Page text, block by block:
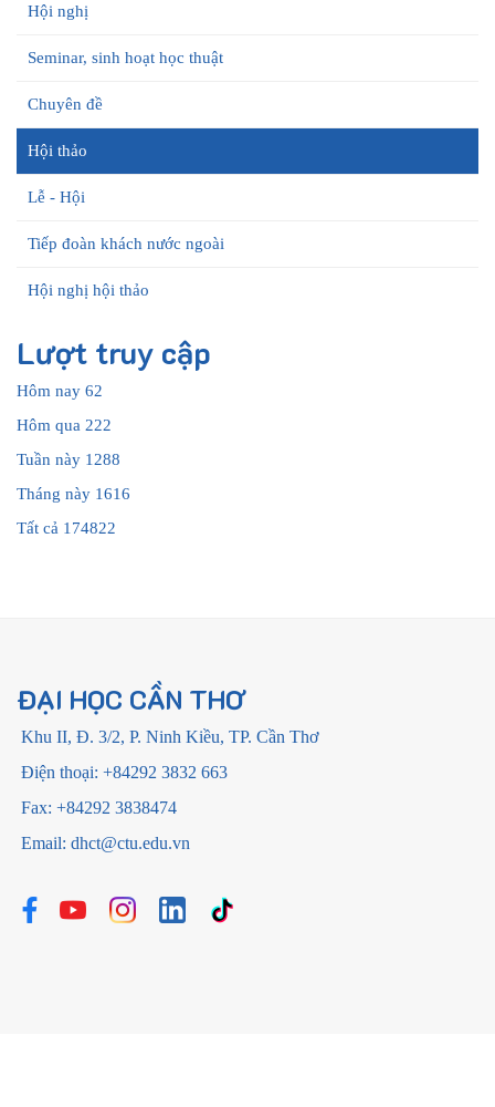
Hội nghị
Seminar, sinh hoạt học thuật
Chuyên đề
Hội thảo
Lễ - Hội
Tiếp đoàn khách nước ngoài
Hội nghị hội thảo
Lượt truy cập
Hôm nay 62
Hôm qua 222
Tuần này 1288
Tháng này 1616
Tất cả 174822
ĐẠI HỌC CẦN THƠ
Khu II, Đ. 3/2, P. Ninh Kiều, TP. Cần Thơ
Điện thoại: +84292 3832 663
Fax: +84292 3838474
Email: dhct@ctu.edu.vn